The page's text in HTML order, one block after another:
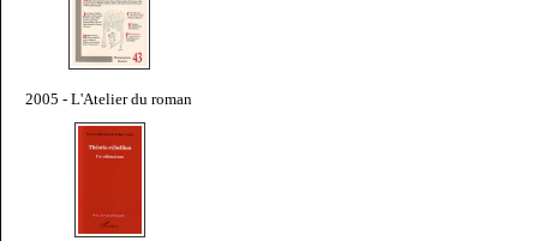
2005 - L'Atelier du roman